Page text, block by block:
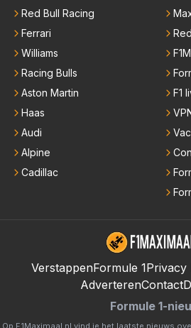
Red Bull Racing
Ferrari
Williams
Racing Bulls
Aston Martin
Haas
Audi
Alpine
Cadillac
F1
VerstappenFormule 1Privacy
AdverterenContact
Formule 1-
Op F1Maximaal.nl vind je het laatste nieuws